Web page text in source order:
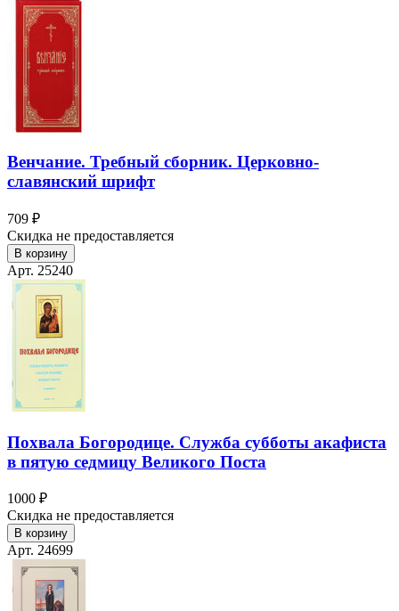
Венчание. Требный сборник. Церковно-
славянский шрифт
709 ₽
Скидка не предоставляется
В корзину
Арт. 25240
Похвала Богородице. Служба субботы акафиста
в пятую седмицу Великого Поста
1000 ₽
Скидка не предоставляется
В корзину
Арт. 24699